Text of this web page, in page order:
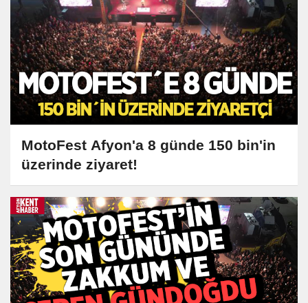
MotoFest Afyon'a 8 günde 150 bin'in
üzerinde ziyaret!